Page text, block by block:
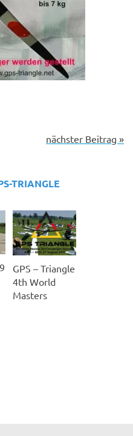
nächster Beitrag »
TRIANGLE
GPS – Triangle
4th World
Masters